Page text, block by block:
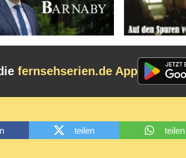
fernsehserien.de App
teilen teilen